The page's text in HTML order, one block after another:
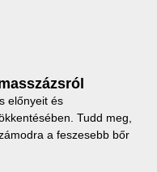
előnyeit és
Tudd meg,
a feszesebb bőr